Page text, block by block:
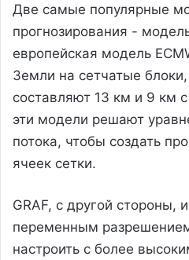
Две самые популярные
прогнозирования -
европейская модель
Земли на сетчатые
составляют 13 км и 9 км
эти модели решают
потока, чтобы создать
ячеек сетки.
GRAF, с другой стороны,
переменным
настроить с более